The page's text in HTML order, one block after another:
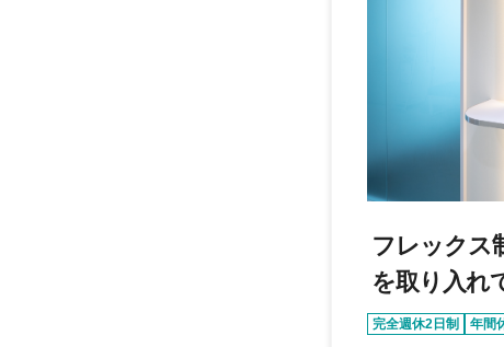
フレックス
を取り入れ
完全週休2日制 年間